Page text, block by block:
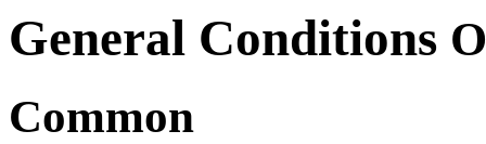
General Conditions
Common